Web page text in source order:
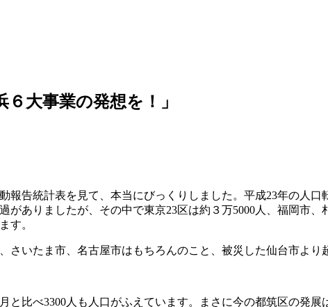
大事業の発想を！」
報告統計表を見て、本当にびっくりしました。平成23年の人
がありましたが、その中で東京23区は約３万5000人、福岡市
す。
さいたま市、名古屋市はもちろんのこと、被災した仙台市より
と比べ3300人も人口がふえています。まさに今の都筑区の発